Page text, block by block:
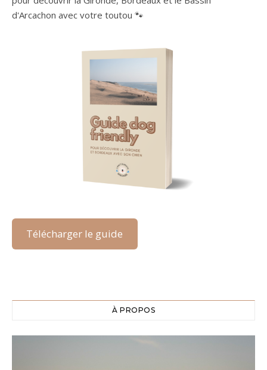
d'Arcachon avec votre toutou 🐾
Télécharger le guide
À PROPOS